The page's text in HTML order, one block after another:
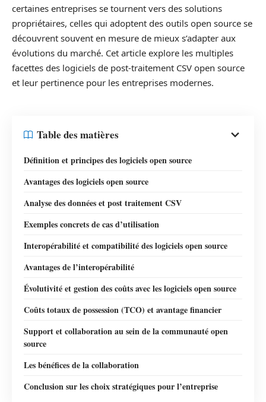
certaines entreprises se tournent vers des solutions
propriétaires, celles qui adoptent des outils open source se
découvrent souvent en mesure de mieux s’adapter aux
évolutions du marché. Cet article explore les multiples
facettes des logiciels de post-traitement CSV open source
et leur pertinence pour les entreprises modernes.
Table des matières
Définition et principes des logiciels open source
Avantages des logiciels open source
Analyse des données et post traitement CSV
Exemples concrets de cas d’utilisation
Interopérabilité et compatibilité des logiciels open source
Avantages de l’interopérabilité
Évolutivité et gestion des coûts avec les logiciels open source
Coûts totaux de possession (TCO) et avantage financier
Support et collaboration au sein de la communauté open
source
Les bénéfices de la collaboration
Conclusion sur les choix stratégiques pour l’entreprise